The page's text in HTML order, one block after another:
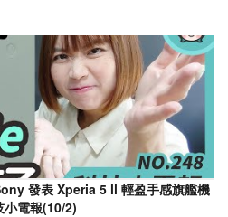
發表 Xperia 5 ll 輕盈手感旗艦機
電報(10/2)